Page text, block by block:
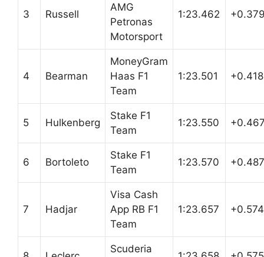
3 Russell
AMG
Petronas
Motorsport
1:23.462
4 Bearman
MoneyGram
Haas F1
Team
1:23.501 +0.418
5 Hulkenberg
Stake F1
Team
1:23.550
6 Bortoleto
Stake F1
Team
1:23.570 +0.487
7 Hadjar
Visa Cash
App RB F1
Team
1:23.657 +0.574
Scuderia